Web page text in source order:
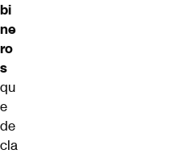
bi
ne
ro
s
qu
e
de
cla